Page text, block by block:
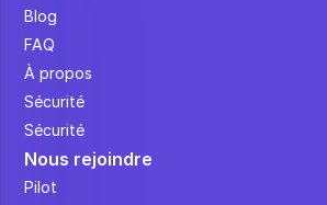
Blog
FAQ
À propos
Sécurité
Sécurité
Nous rejoindre
Pilot